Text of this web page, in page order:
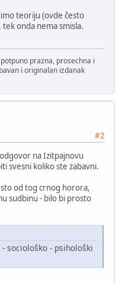
teoriju (ovde često
onda nema smisla.
prazna, prosechna i
i originalan izdanak
#2
na Izitpajnovu
svesni koliko ste zabavni.
od tog crnog horora,
sudbinu - bilo bi prosto
sociološko - psihološki